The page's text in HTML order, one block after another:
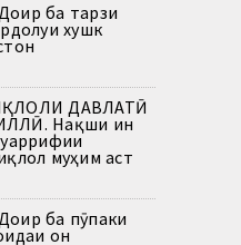
ба тарзи
хушк
ДАВЛАТӢ
Нақши ин
муҳим аст
ба пӯпаки
он